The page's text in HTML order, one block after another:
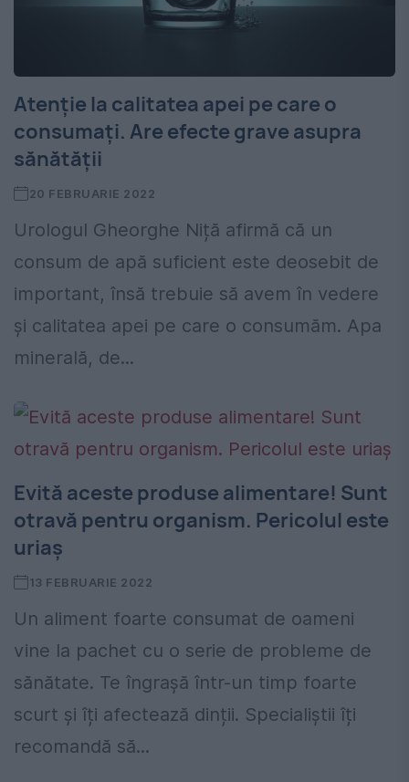
Atenție la calitatea apei pe care o
consumați. Are efecte grave asupra
sănătății
20 FEBRUARIE 2022
Urologul Gheorghe Niță afirmă că un
consum de apă suficient este deosebit de
important, însă trebuie să avem în vedere
și calitatea apei pe care o consumăm. Apa
minerală, de...
Evită aceste produse alimentare! Sunt
otravă pentru organism. Pericolul este
uriaș
13 FEBRUARIE 2022
Un aliment foarte consumat de oameni
vine la pachet cu o serie de probleme de
sănătate. Te îngrașă într-un timp foarte
scurt și îți afectează dinții. Specialiștii îți
recomandă să...